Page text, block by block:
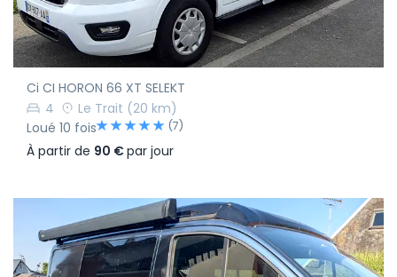
Ci CI HORON 66 XT SELEKT
4
Le Trait (20 km)
Loué 10 fois
(7)
À partir de 90 €par jour